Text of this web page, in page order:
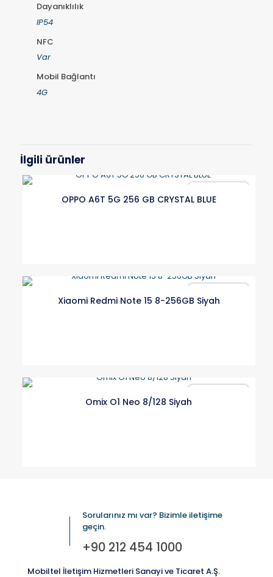
Dayanıklılık
IP54
NFC
Var
Mobil Bağlantı
4G
İlgili ürünler
OPPO A6T 5G 256 GB CRYSTAL BLUE
Xiaomi Redmi Note 15 8-256GB Siyah
Omix O1 Neo 8/128 Siyah
Sorularınız mı var? Bizimle iletişime
geçin.
+90 212 454 1000
Mobiltel İletişim Hizmetleri Sanayi ve Ticaret A.Ş.